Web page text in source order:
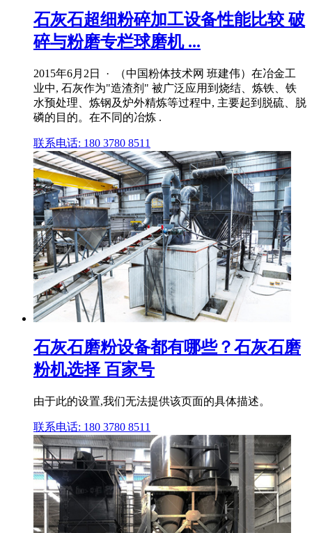
石灰石超细粉碎加工设备性能比较 破
碎与粉磨专栏球磨机 ...
2015年6月2日 · （中国粉体技术网 班建伟）在冶金工
业中, 石灰作为"造渣剂" 被广泛应用到烧结、炼铁、铁
水预处理、炼钢及炉外精炼等过程中, 主要起到脱硫、脱
磷的目的。在不同的冶炼 .
联系电话: 180 3780 8511
石灰石磨粉设备都有哪些？石灰石磨
粉机选择 百家号
由于此的设置,我们无法提供该页面的具体描述。
联系电话: 180 3780 8511